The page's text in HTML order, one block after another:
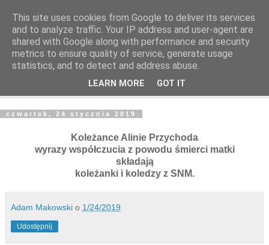
czwartek, 24 stycznia 2019
Koleżance Alinie Przychoda
wyrazy współczucia z powodu śmierci matki
składają
koleżanki i koledzy z SNM.
Adam Makowski o 1/24/2019
Udostępnij
This site uses cookies from Google to deliver its services
and to analyze traffic. Your IP address and user-agent are
shared with Google along with performance and security
metrics to ensure quality of service, generate usage
statistics, and to detect and address abuse.
LEARN MORE GOT IT